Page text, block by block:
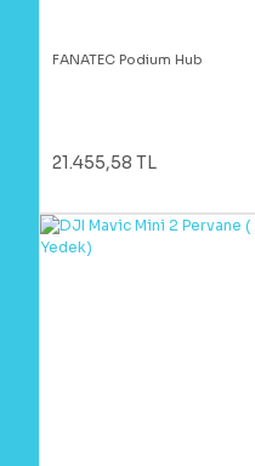
FANATEC Podium Hub
21.455,58 TL